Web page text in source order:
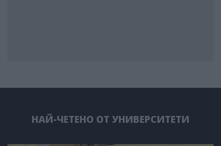
НАЙ-ЧЕТЕНО ОТ УНИВЕРСИТЕТИ